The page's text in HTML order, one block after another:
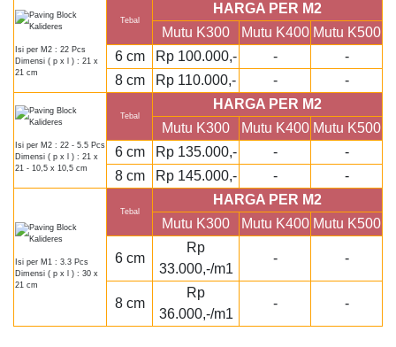
Isi per M2 : 22 Pcs
Dimensi ( p x l ) : 21 x
21 cm
Tebal
HARGA PER M2
Mutu K300
Mutu K400 Mutu K500
6 cm
Rp 100.000,- -
-
8 cm
Rp 110.000,- - -
Isi per M2 : 22 - 5.5 Pcs
Dimensi ( p x l ) : 21 x
21 - 10,5 x 10,5 cm
Tebal
HARGA PER M2
Mutu K300
Mutu K400 Mutu K500
6 cm
Rp 135.000,- -
-
8 cm
Rp 145.000,- - -
Isi per M1 : 3.3 Pcs
Dimensi ( p x l ) : 30 x
21 cm
Tebal
HARGA PER M2
Mutu K300
Mutu K400 Mutu K500
6 cm
Rp
33.000,-/m1
- -
8 cm
Rp
36.000,-/m1
- -